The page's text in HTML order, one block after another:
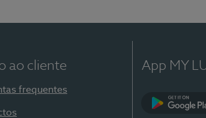
ao cliente
frequentes
App MY